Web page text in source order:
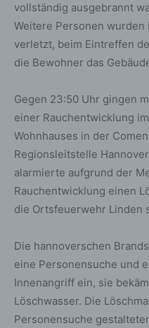
vollständig ausgebrannt
Weitere Personen
verletzt, beim Eintreffen
die Bewohner das
Gegen 23:50 Uhr gingen
einer Rauchentwicklung
Wohnhauses in der
Regionsleitstelle
alarmierte aufgrund der
Rauchentwicklung einen
die Ortsfeuerwehr Linden
Die hannoverschen
eine Personensuche und
Innenangriff ein, sie
Löschwasser. Die
Personensuche